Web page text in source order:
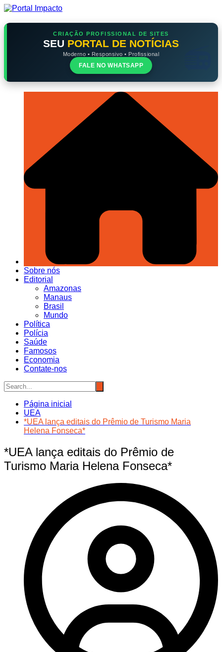
Ir
o
CRIAÇÃO PROFISSIONAL DE SITES
SEU PORTAL DE NOTÍCIAS
Moderno • Responsivo • Profissional
FALE NO WHATSAPP
Sobre nós
Editorial
Amazonas
Manaus
Brasil
Mundo
Política
Polícia
Saúde
Famosos
Economia
Contate-nos
Página inicial
UEA
*UEA lança editais do Prêmio de Turismo Maria
Helena Fonseca*
*UEA lança editais do Prêmio de
Turismo Maria Helena Fonseca*